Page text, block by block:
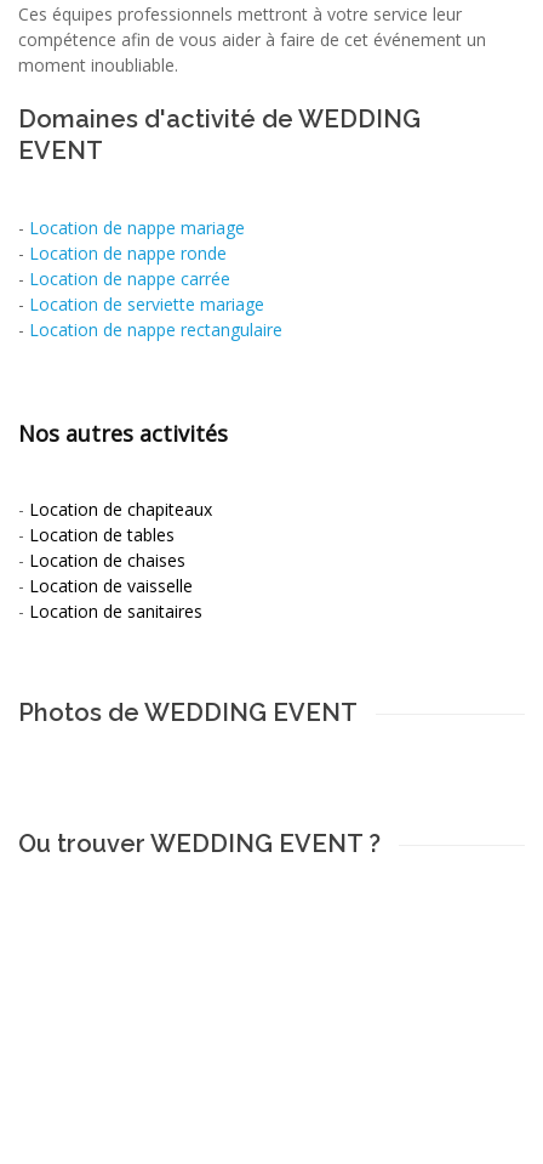
Ces équipes professionnels mettront à votre service leur
compétence afin de vous aider à faire de cet événement un
moment inoubliable.
Domaines d'activité de WEDDING
EVENT
- Location de nappe mariage
- Location de nappe ronde
- Location de nappe carrée
- Location de serviette mariage
- Location de nappe rectangulaire
Nos autres activités
- Location de chapiteaux
- Location de tables
- Location de chaises
- Location de vaisselle
- Location de sanitaires
Photos de WEDDING EVENT
Ou trouver WEDDING EVENT ?